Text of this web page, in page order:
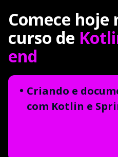
Comece hoje
curso de
end
Criando e
com Kotlin e